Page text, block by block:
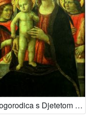
Bogorodica s Djetetom i svetima Kuzmom i Damjanom